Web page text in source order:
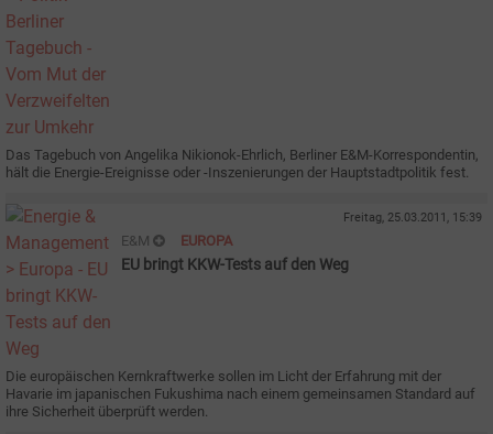
Das Tagebuch von Angelika Nikionok-Ehrlich, Berliner E&M-Korrespondentin,
hält die Energie-Ereignisse oder -Inszenierungen der Hauptstadtpolitik fest.
Freitag, 25.03.2011, 15:39
E&M EUROPA
EU bringt KKW-Tests auf den Weg
Die europäischen Kernkraftwerke sollen im Licht der Erfahrung mit der
Havarie im japanischen Fukushima nach einem gemeinsamen Standard auf
ihre Sicherheit überprüft werden.